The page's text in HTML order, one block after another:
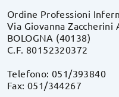
Ordine Professioni
Via Giovanna Zaccherini
BOLOGNA (40138)
C.F. 80152320372
Telefono: 051/393840
Fax: 051/344267